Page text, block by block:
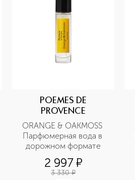
POEMES DE
PROVENCE
ORANGE & OAKMOSS
Парфюмерная вода в
дорожном формате
2 997¤
3 330 ¤